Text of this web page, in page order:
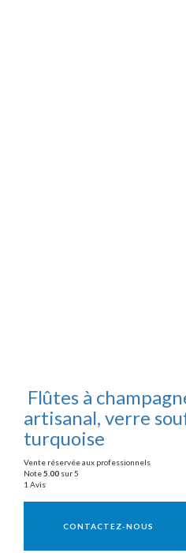
Flûtes à
artisanal, verre
turquoise
Vente réservée aux professionnels
Note5.00 sur 5
1 Avis
CONTACTEZ-NOUS